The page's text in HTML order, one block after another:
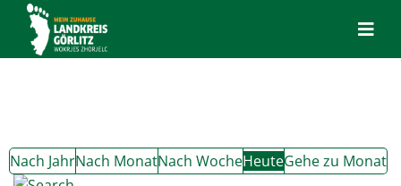
Nach JahrNach MonatNach WocheHeuteGehe zu Monat